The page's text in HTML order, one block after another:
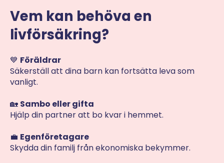
Vem kan behöva en
livförsäkring?
💙 Föräldrar
Säkerställ att dina barn kan fortsätta leva som
vanligt.
🏡 Sambo eller gifta
Hjälp din partner att bo kvar i hemmet.
💼 Egenföretagare
Skydda din familj från ekonomiska bekymmer.